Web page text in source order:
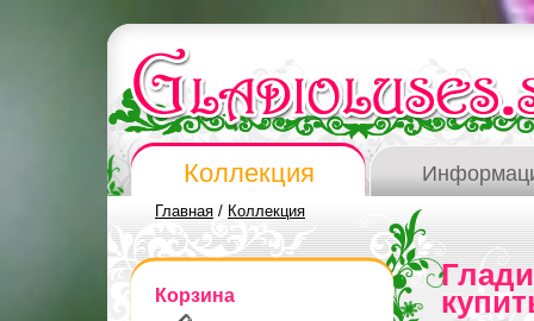
Коллекция
Главная / Коллекция
Корзина